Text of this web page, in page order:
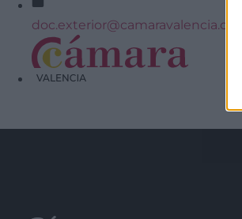
doc.exterior@camaravalencia.com